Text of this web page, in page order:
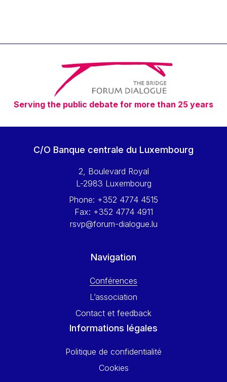
Timothy Radcliffe
Vaclav Klaus
Vassilios Skouris
Vítor Manuel da Silva Caldeira
Viviane Reding
Walter Hagg
Wolfgang Ketterle
Yossi Beillin
Yves FRANCHET
Serving the public debate for more than 25 years
C/O Banque centrale du Luxembourg
2, Boulevard Royal
L-2983 Luxembourg
Phone: +352 4774 4515
Fax: +352 4774 4911
rsvp@forum-dialogue.lu
Navigation
Conférences
L’association
Contact et feedback
Informations légales
Politique de confidentialité
Cookies